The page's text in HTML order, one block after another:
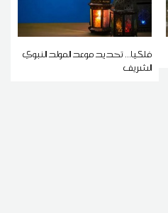
فلكيا... تحديد موعد المولد النبوي
الشريف